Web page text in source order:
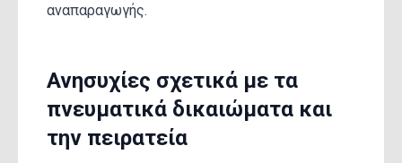
αναπαραγωγής.
Ανησυχίες σχετικά με τα
πνευματικά δικαιώματα και
την πειρατεία